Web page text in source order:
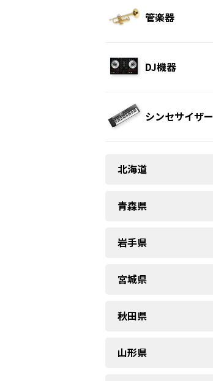
管楽器
DJ機器
シンセサイザー
北海道
青森県
岩手県
宮城県
秋田県
山形県